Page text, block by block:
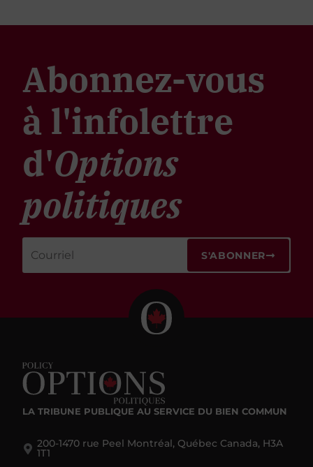
Abonnez-vous
à l'infolettre
d'Options
politiques
S'ABONNER
LA TRIBUNE PUBLIQUE AU SERVICE DU BIEN COMMUN
200-1470 rue Peel Montréal, Québec Canada, H3A
1T1